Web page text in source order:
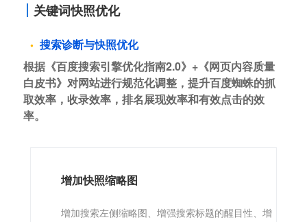
关键词快照优化
搜索诊断与快照优化
根据《百度搜索引擎优化指南2.0》+《网页内容质量
白皮书》对网站进行规范化调整，提升百度蜘蛛的抓
取效率，收录效率，排名展现效率和有效点击的效
率。
增加快照缩略图
增加搜索左侧缩略图、增强搜索标题的醒目性、增